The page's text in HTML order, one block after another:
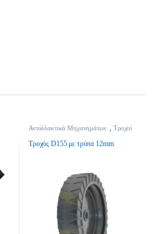
Ανταλλακτικά Μηχανημάτων
Τροχοί
Τροχός D155 με τρύπα 12mm